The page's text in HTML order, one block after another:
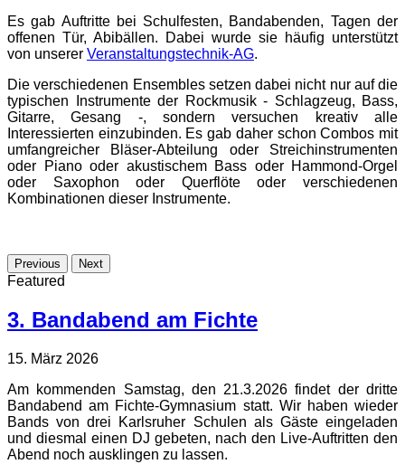
Es gab Auftritte bei Schulfesten, Bandabenden, Tagen der
offenen Tür, Abibällen. Dabei wurde sie häufig unterstützt
von unserer Veranstaltungstechnik-AG.
Die verschiedenen Ensembles setzen dabei nicht nur auf die
typischen Instrumente der Rockmusik - Schlagzeug, Bass,
Gitarre, Gesang -, sondern versuchen kreativ alle
Interessierten einzubinden. Es gab daher schon Combos mit
umfangreicher Bläser-Abteilung oder Streichinstrumenten
oder Piano oder akustischem Bass oder Hammond-Orgel
oder Saxophon oder Querflöte oder verschiedenen
Kombinationen dieser Instrumente.
Previous Next
Featured
3. Bandabend am Fichte
15. März 2026
Am kommenden Samstag, den 21.3.2026 findet der dritte
Bandabend am Fichte-Gymnasium statt. Wir haben wieder
Bands von drei Karlsruher Schulen als Gäste eingeladen
und diesmal einen DJ gebeten, nach den Live-Auftritten den
Abend noch ausklingen zu lassen.